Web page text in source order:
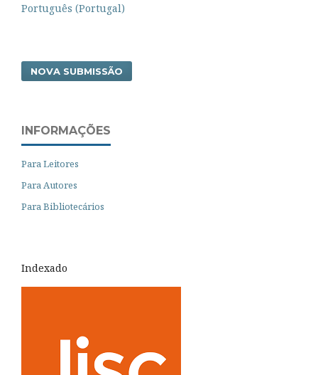
Português (Portugal)
NOVA SUBMISSÃO
INFORMAÇÕES
Para Leitores
Para Autores
Para Bibliotecários
Indexado